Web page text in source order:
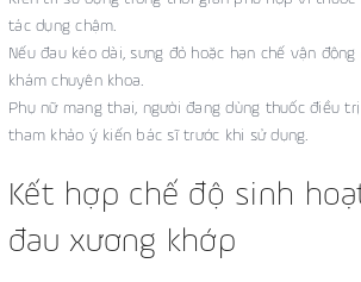
tác dụng chậm.
Nếu đau kéo dài, sưng đỏ hoặc hạn chế vận
khám chuyên khoa.
Phụ nữ mang thai, người đang dùng thuốc điều
tham khảo ý kiến bác sĩ trước khi sử dụng.
Kết hợp chế độ sinh
đau xương khớp